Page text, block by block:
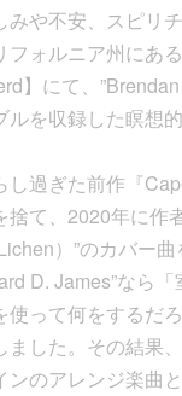
みや不安、スピリ
フォルニア州にあ
】にて、
を収録した瞑想的
し過ぎた前作『
て、2020年に作
）”のカバー
D. James”なら
使って何をするだ
ました。その結果
ンのアレンジ楽曲